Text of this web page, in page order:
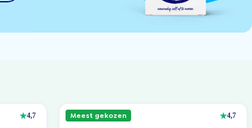
4,7 Meest gekozen 4,7